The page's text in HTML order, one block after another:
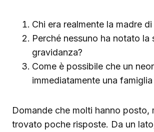
Chi era realmente la madre di
Perché nessuno ha notato la
gravidanza?
Come è possibile che un
immediatamente una
Domande che molti hanno posto,
trovato poche risposte. Da un